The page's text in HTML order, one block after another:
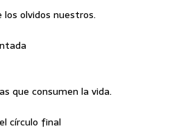
los olvidos nuestros.
que consumen la vida.
círculo final